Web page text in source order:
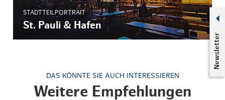
Newsletter
STADTTEILPORTRAIT
St. Pauli & Hafen
DAS KÖNNTE SIE AUCH INTERESSIEREN
Weitere Empfehlungen